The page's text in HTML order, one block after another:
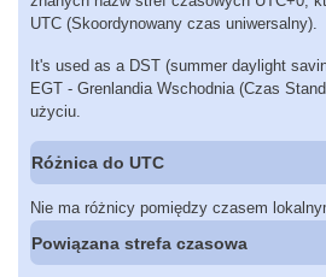
UTC (Skoordynowany czas uniwersalny).
It's used as a DST (summer daylight
EGT - Grenlandia Wschodnia (Czas
użyciu.
Różnica do UTC
Nie ma różnicy pomiędzy czasem
Powiązana strefa czasowa